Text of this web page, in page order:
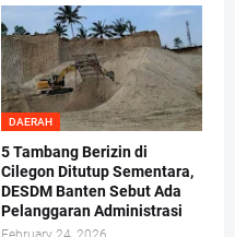
DAERAH
5 Tambang Berizin di
Cilegon Ditutup Sementara,
DESDM Banten Sebut Ada
Pelanggaran Administrasi